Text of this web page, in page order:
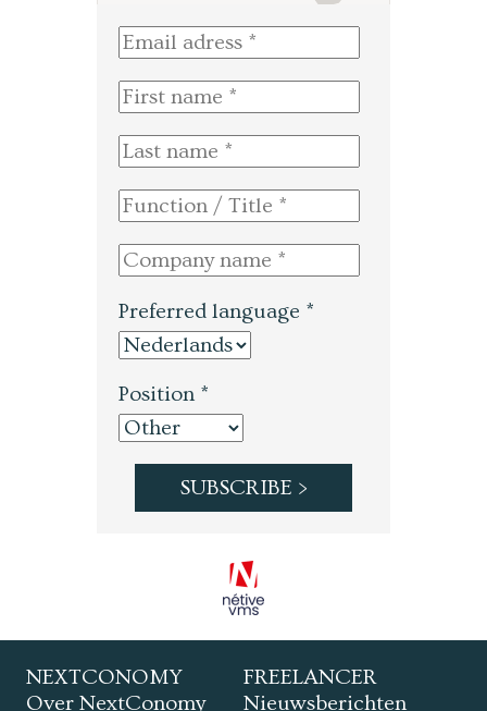
Preferred language *
Position *
NEXTCONOMY
Over NextConomy
FREELANCER
Nieuwsberichten